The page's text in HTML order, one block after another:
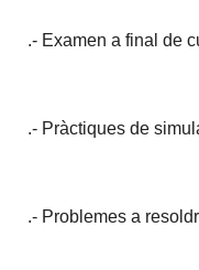
.- Examen a final de
.- Pràctiques de
.- Problemes a